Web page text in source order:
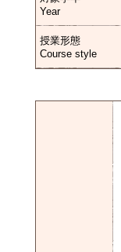
Year
授業形態
Course style